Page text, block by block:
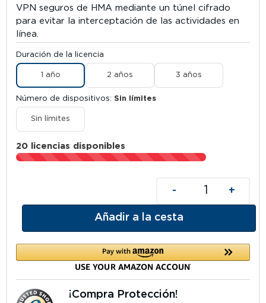
VPN seguros de HMA mediante un túnel cifrado
para evitar la interceptación de las actividades en
línea.
Duración de la licencia
1 año 2 años 3 años
Número de dispositivos Sin límites
Sin límites
20 licencias disponibles
- +
Añadir a la cesta
¡Compra Protección!